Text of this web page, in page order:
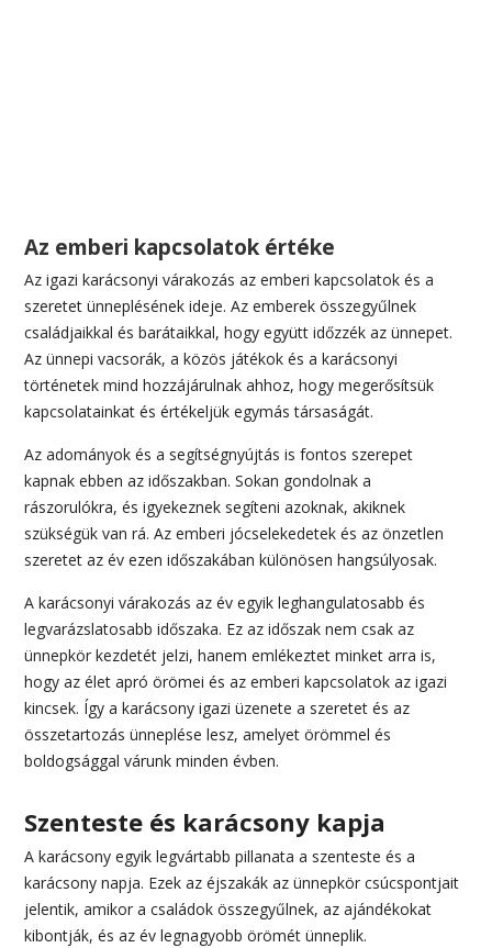
Az emberi kapcsolatok értéke
Az igazi karácsonyi várakozás az emberi kapcsolatok és a
szeretet ünneplésének ideje. Az emberek összegyűlnek
családjaikkal és barátaikkal, hogy együtt időzzék az ünnepet.
Az ünnepi vacsorák, a közös játékok és a karácsonyi
történetek mind hozzájárulnak ahhoz, hogy megerősítsük
kapcsolatainkat és értékeljük egymás társaságát.
Az adományok és a segítségnyújtás is fontos szerepet
kapnak ebben az időszakban. Sokan gondolnak a
rászorulókra, és igyekeznek segíteni azoknak, akiknek
szükségük van rá. Az emberi jócselekedetek és az önzetlen
szeretet az év ezen időszakában különösen hangsúlyosak.
A karácsonyi várakozás az év egyik leghangulatosabb és
legvarázslatosabb időszaka. Ez az időszak nem csak az
ünnepkör kezdetét jelzi, hanem emlékeztet minket arra is,
hogy az élet apró örömei és az emberi kapcsolatok az igazi
kincsek. Így a karácsony igazi üzenete a szeretet és az
összetartozás ünneplése lesz, amelyet örömmel és
boldogsággal várunk minden évben.
Szenteste és karácsony kapja
A karácsony egyik legvártabb pillanata a szenteste és a
karácsony napja. Ezek az éjszakák az ünnepkör csúcspontjait
jelentik, amikor a családok összegyűlnek, az ajándékokat
kibontják, és az év legnagyobb örömét ünneplik.